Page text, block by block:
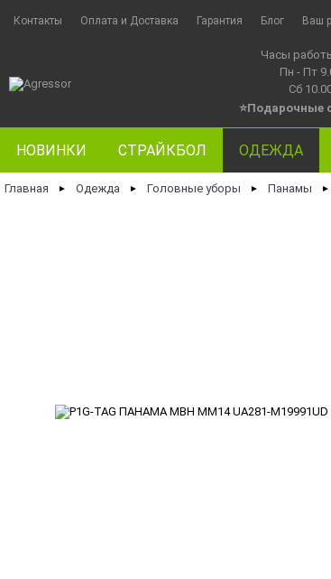
Контакты Оплата и Доставка Гарантия Блог Ваш
Часы
Пн - Пт
Сб
⭐Подарочные
НОВИНКИ СТРАЙКБОЛ ОДЕЖДА
Главная ► Одежда ► Головные уборы ► Панамы ►